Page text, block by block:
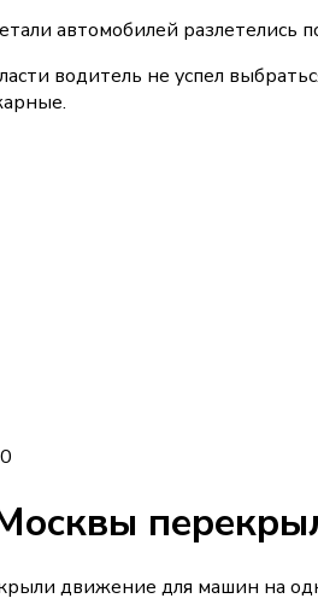
автомобилей
водитель не успел
движение для машин на